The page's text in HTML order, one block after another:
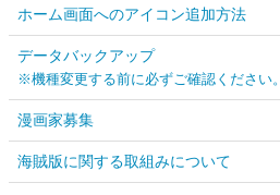
ホーム画面へのアイコン追加方法
データバックアップ
※機種変更する前に必ずご確認ください。
漫画家募集
海賊版に関する取組みについて